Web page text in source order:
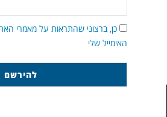
כן, ברצוני שהתראות על מאמרי
האימייל שלי